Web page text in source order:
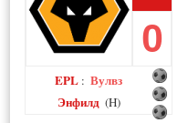
0
EPL : Вулвз
Энфилд (H)